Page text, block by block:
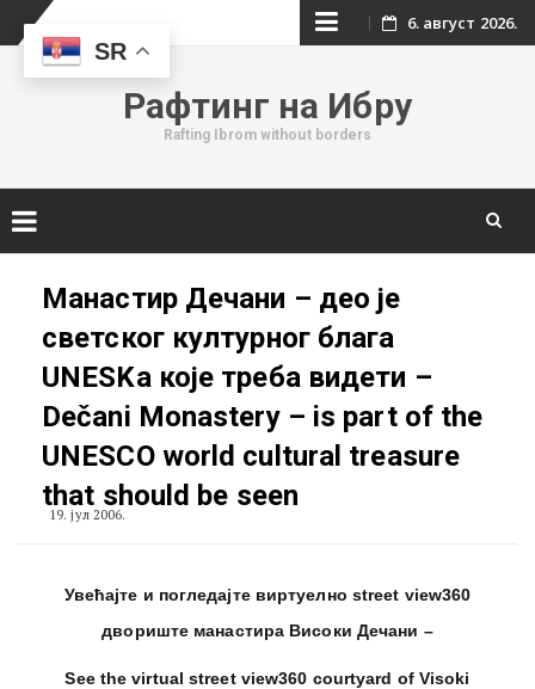
Skip
content
6. август 2026.
Рафтинг на Ибру
Rafting Ibrom without borders
Манастир Дечани – део је
светског културног блага
UNESKа које треба видети –
Dečani Monastery – is part of the
UNESCO world cultural treasure
that should be seen
19. јул 2006.
Увећајте и погледајте виртуелно street view360
двориште манастира Високи Дечани –
See the virtual street view360 courtyard of Visoki
SR